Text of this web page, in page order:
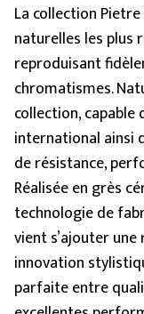
La collection
naturelles les plus
reproduisant
chromatismes.
collection,
international ainsi
de résistance,
Réalisée en grès
technologie de
vient s’ajouter
innovation
parfaite entre